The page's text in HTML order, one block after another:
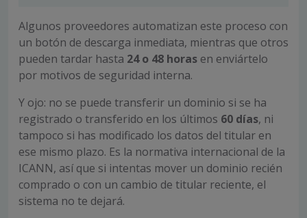
Algunos proveedores automatizan este proceso con
un botón de descarga inmediata, mientras que otros
pueden tardar hasta 24 o 48 horas en enviártelo
por motivos de seguridad interna.
Y ojo: no se puede transferir un dominio si se ha
registrado o transferido en los últimos 60 días, ni
tampoco si has modificado los datos del titular en
ese mismo plazo. Es la normativa internacional de la
ICANN, así que si intentas mover un dominio recién
comprado o con un cambio de titular reciente, el
sistema no te dejará.